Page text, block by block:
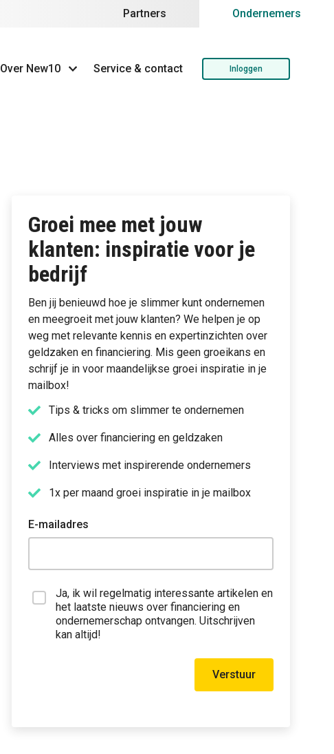
Partners Ondernemers
Over New10 Service & contact Inloggen
Groei mee met jouw
klanten: inspiratie voor je
bedrijf
Ben jij benieuwd hoe je slimmer kunt ondernemen
en meegroeit met jouw klanten? We helpen je op
weg met relevante kennis en expertinzichten over
geldzaken en financiering. Mis geen groeikans en
schrijf je in voor maandelijkse groei inspiratie in je
mailbox!
Tips & tricks om slimmer te ondernemen
Alles over financiering en geldzaken
Interviews met inspirerende ondernemers
1x per maand groei inspiratie in je mailbox
E-mailadres
Ja, ik wil regelmatig interessante artikelen en
het laatste nieuws over financiering en
ondernemerschap ontvangen. Uitschrijven
kan altijd!
Verstuur